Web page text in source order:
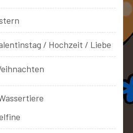
/ Hochzeit / Liebe